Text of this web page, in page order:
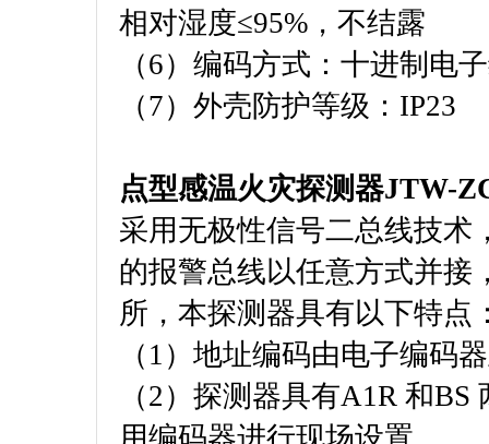
相对湿度≤95%，不结露
（6）编码方式：十进制电
（7）外壳防护等级：IP23
点型感温火灾探测器JTW-
采用无极性信号二总线技术
的报警总线以任意方式并接
所，本探测器具有以下特点
（1）地址编码由电子编码
（2）探测器具有A1R 和
用编码器进行现场设置。